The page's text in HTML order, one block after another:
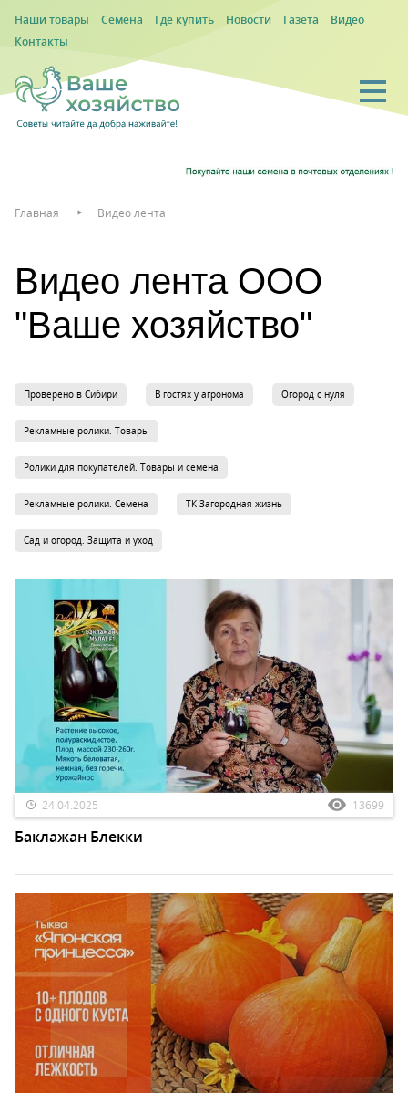
Наши товары Семена Где купить Новости Газета
Видео
Контакты
Главная Видео лента
Видео лента ООО
"Ваше хозяйство"
Проверено в Сибири В гостях у агронома Огород с нуля
Рекламные ролики. Товары
Ролики для покупателей. Товары и семена
Рекламные ролики. Семена ТК Загородная жизнь
Сад и огород. Защита и уход
24.04.2025 13699
Баклажан Блекки